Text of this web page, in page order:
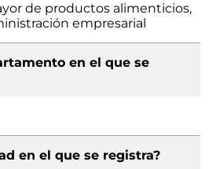
de productos alimenticios,
empresarial
en el que se
en el que se registra?